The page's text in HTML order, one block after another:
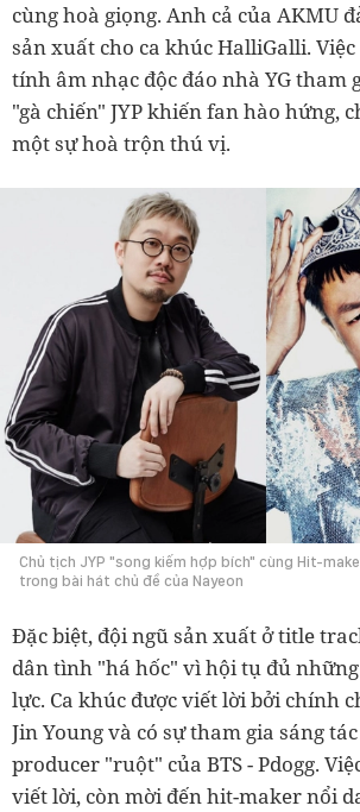
cùng hoà giọng. Anh cả của AKMU
sản xuất cho ca khúc HalliGalli.
tính âm nhạc độc đáo nhà YG tham
"gà chiến" JYP khiến fan hào hứng,
một sự hoà trộn thú vị.
Chủ tịch JYP "song kiếm hợp bích" cùng Hit-
trong bài hát chủ đề của Nayeon
Đặc biệt, đội ngũ sản xuất ở title
dân tình "há hốc" vì hội tụ đủ
lực. Ca khúc được viết lời bởi chính
Jin Young và có sự tham gia sáng
producer "ruột" của BTS - Pdogg.
viết lời, còn mời đến hit-maker nổi